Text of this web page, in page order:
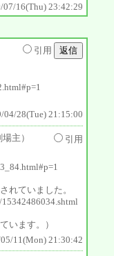
07/16(Thu) 23:42:29
引用
04/28(Tue) 21:15:00
主）
引用
れていました。
います。）
11(Mon) 21:30:42